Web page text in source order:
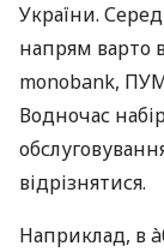
України.
напрям варто
monobank,
Водночас
відрізнятися.
Наприклад, в